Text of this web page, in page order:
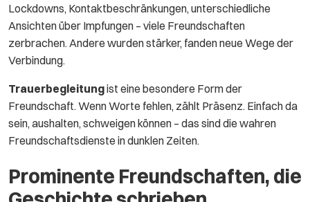
Lockdowns, Kontaktbeschränkungen, unterschiedliche
Ansichten über Impfungen – viele Freundschaften
zerbrachen. Andere wurden stärker, fanden neue Wege der
Verbindung.
Trauerbegleitungist eine besondere Form der
Freundschaft. Wenn Worte fehlen, zählt Präsenz. Einfach da
sein, aushalten, schweigen können – das sind die wahren
Freundschaftsdienste in dunklen Zeiten.
Prominente Freundschaften, die